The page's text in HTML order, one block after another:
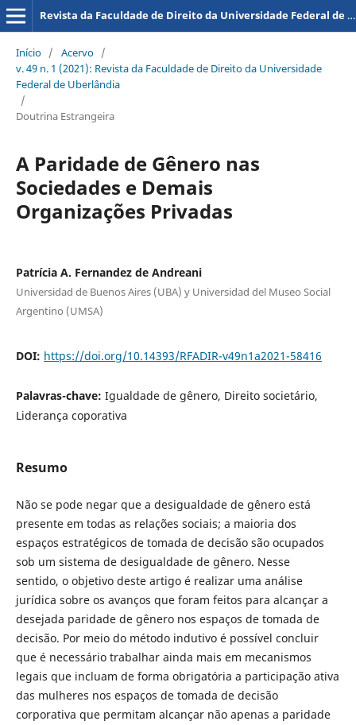
Revista da Faculdade de Direito da Universidade Federal de Uberlândia
Início / Acervo /
v. 49 n. 1 (2021): Revista da Faculdade de Direito da Universidade
Federal de Uberlândia
/
Doutrina Estrangeira
A Paridade de Gênero nas
Sociedades e Demais
Organizações Privadas
Patrícia A. Fernandez de Andreani
Universidad de Buenos Aires (UBA) y Universidad del Museo Social
Argentino (UMSA)
DOI: https://doi.org/10.14393/RFADIR-v49n1a2021-58416
Palavras-chave: Igualdade de gênero, Direito societário,
Liderança coporativa
Resumo
Não se pode negar que a desigualdade de gênero está
presente em todas as relações sociais; a maioria dos
espaços estratégicos de tomada de decisão são ocupados
sob um sistema de desigualdade de gênero. Nesse
sentido, o objetivo deste artigo é realizar uma análise
jurídica sobre os avanços que foram feitos para alcançar a
desejada paridade de gênero nos espaços de tomada de
decisão. Por meio do método indutivo é possível concluir
que é necessário trabalhar ainda mais em mecanismos
legais que incluam de forma obrigatória a participação ativa
das mulheres nos espaços de tomada de decisão
corporativa que permitam alcançar não apenas a paridade